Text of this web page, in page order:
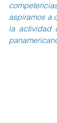
aspiramos a
la actividad